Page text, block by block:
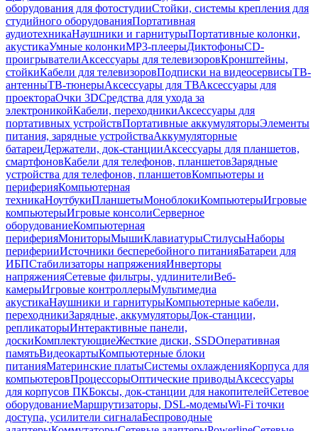
оборудования для фотостудииСтойки, системы крепления для
студийного оборудованияПортативная
аудиотехникаНаушники и гарнитурыПортативные колонки,
акустикаУмные колонкиMP3-плеерыДиктофоныCD-
проигрывателиАксессуары для телевизоровКронштейны,
стойкиКабели для телевизоровПодписки на видеосервисыТВ-
антенныТВ-тюнерыАксессуары для ТВАксессуары для
проектораОчки 3DСредства для ухода за
электроникойКабели, переходникиАксессуары для
портативных устройствПортативные аккумуляторыЭлементы
питания, зарядные устройстваАккумуляторные
батареиДержатели, док-станцииАксессуары для планшетов,
смартфоновКабели для телефонов, планшетовЗарядные
устройства для телефонов, планшетовКомпьютеры и
периферияКомпьютерная
техникаНоутбукиПланшетыМоноблокиКомпьютерыИгровые
компьютерыИгровые консолиСерверное
оборудованиеКомпьютерная
периферияМониторыМышиКлавиатурыСтилусыНаборы
периферииИсточники бесперебойного питанияБатареи для
ИБПСтабилизаторы напряженияИнверторы
напряженияСетевые фильтры, удлинителиВеб-
камерыИгровые контроллерыМультимедиа
акустикаНаушники и гарнитурыКомпьютерные кабели,
переходникиЗарядные, аккумуляторыДок-станции,
репликаторыИнтерактивные панели,
доскиКомплектующиеЖесткие диски, SSDОперативная
памятьВидеокартыКомпьютерные блоки
питанияМатеринские платыСистемы охлажденияКорпуса для
компьютеровПроцессорыОптические приводыАксессуары
для корпусов ПКБоксы, док-станции для накопителейСетевое
оборудованиеМаршрутизаторы, DSL-модемыWi-Fi точки
доступа, усилители сигналаБеспроводные